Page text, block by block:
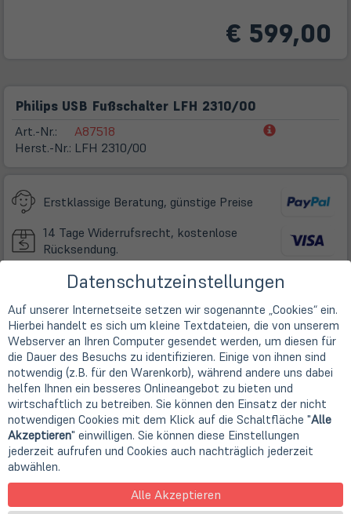
€ 599,00
Philips USB Fußschalter LFH 2310/00
Art.-Nr.:
Herst.-Nr.:
A87518
LFH 2310/00
(öffnet
Erstklassige Beratung, günstige Preise
14 Tage Widerrufsrecht, kostenlose
Rücksendung.
Second Life IT: Ein Beitrag zum
Umweltschutz.
Schnelle, klimaneutrale Lieferung mit
DHL.
Online Store:
(öffnet
in
neuem
Tab)
Leider ausverkauft! inkl. USt zzgl.
Datenschutzeinstellungen
Auf unserer Internetseite setzen wir sogenannte „Cookies“ ein.
Hierbei handelt es sich um kleine Textdateien, die von unserem
Webserver an Ihren Computer gesendet werden, um diesen für
die Dauer des Besuchs zu identifizieren. Einige von ihnen sind
notwendig (z.B. für den Warenkorb), während andere uns dabei
helfen Ihnen ein besseres Onlineangebot zu bieten und
wirtschaftlich zu betreiben. Sie können den Einsatz der nicht
notwendigen Cookies mit dem Klick auf die Schaltfläche "Alle
Akzeptieren" einwilligen. Sie können diese Einstellungen
jederzeit aufrufen und Cookies auch nachträglich jederzeit
abwählen.
Alle Akzeptieren